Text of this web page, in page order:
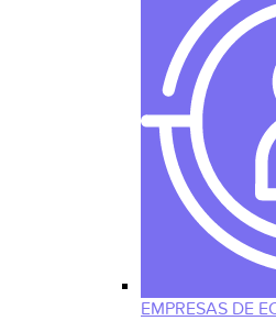
EMPRESAS DE